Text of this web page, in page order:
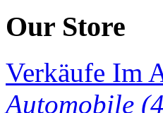
Our Store
Verkäufe Im
Automobile